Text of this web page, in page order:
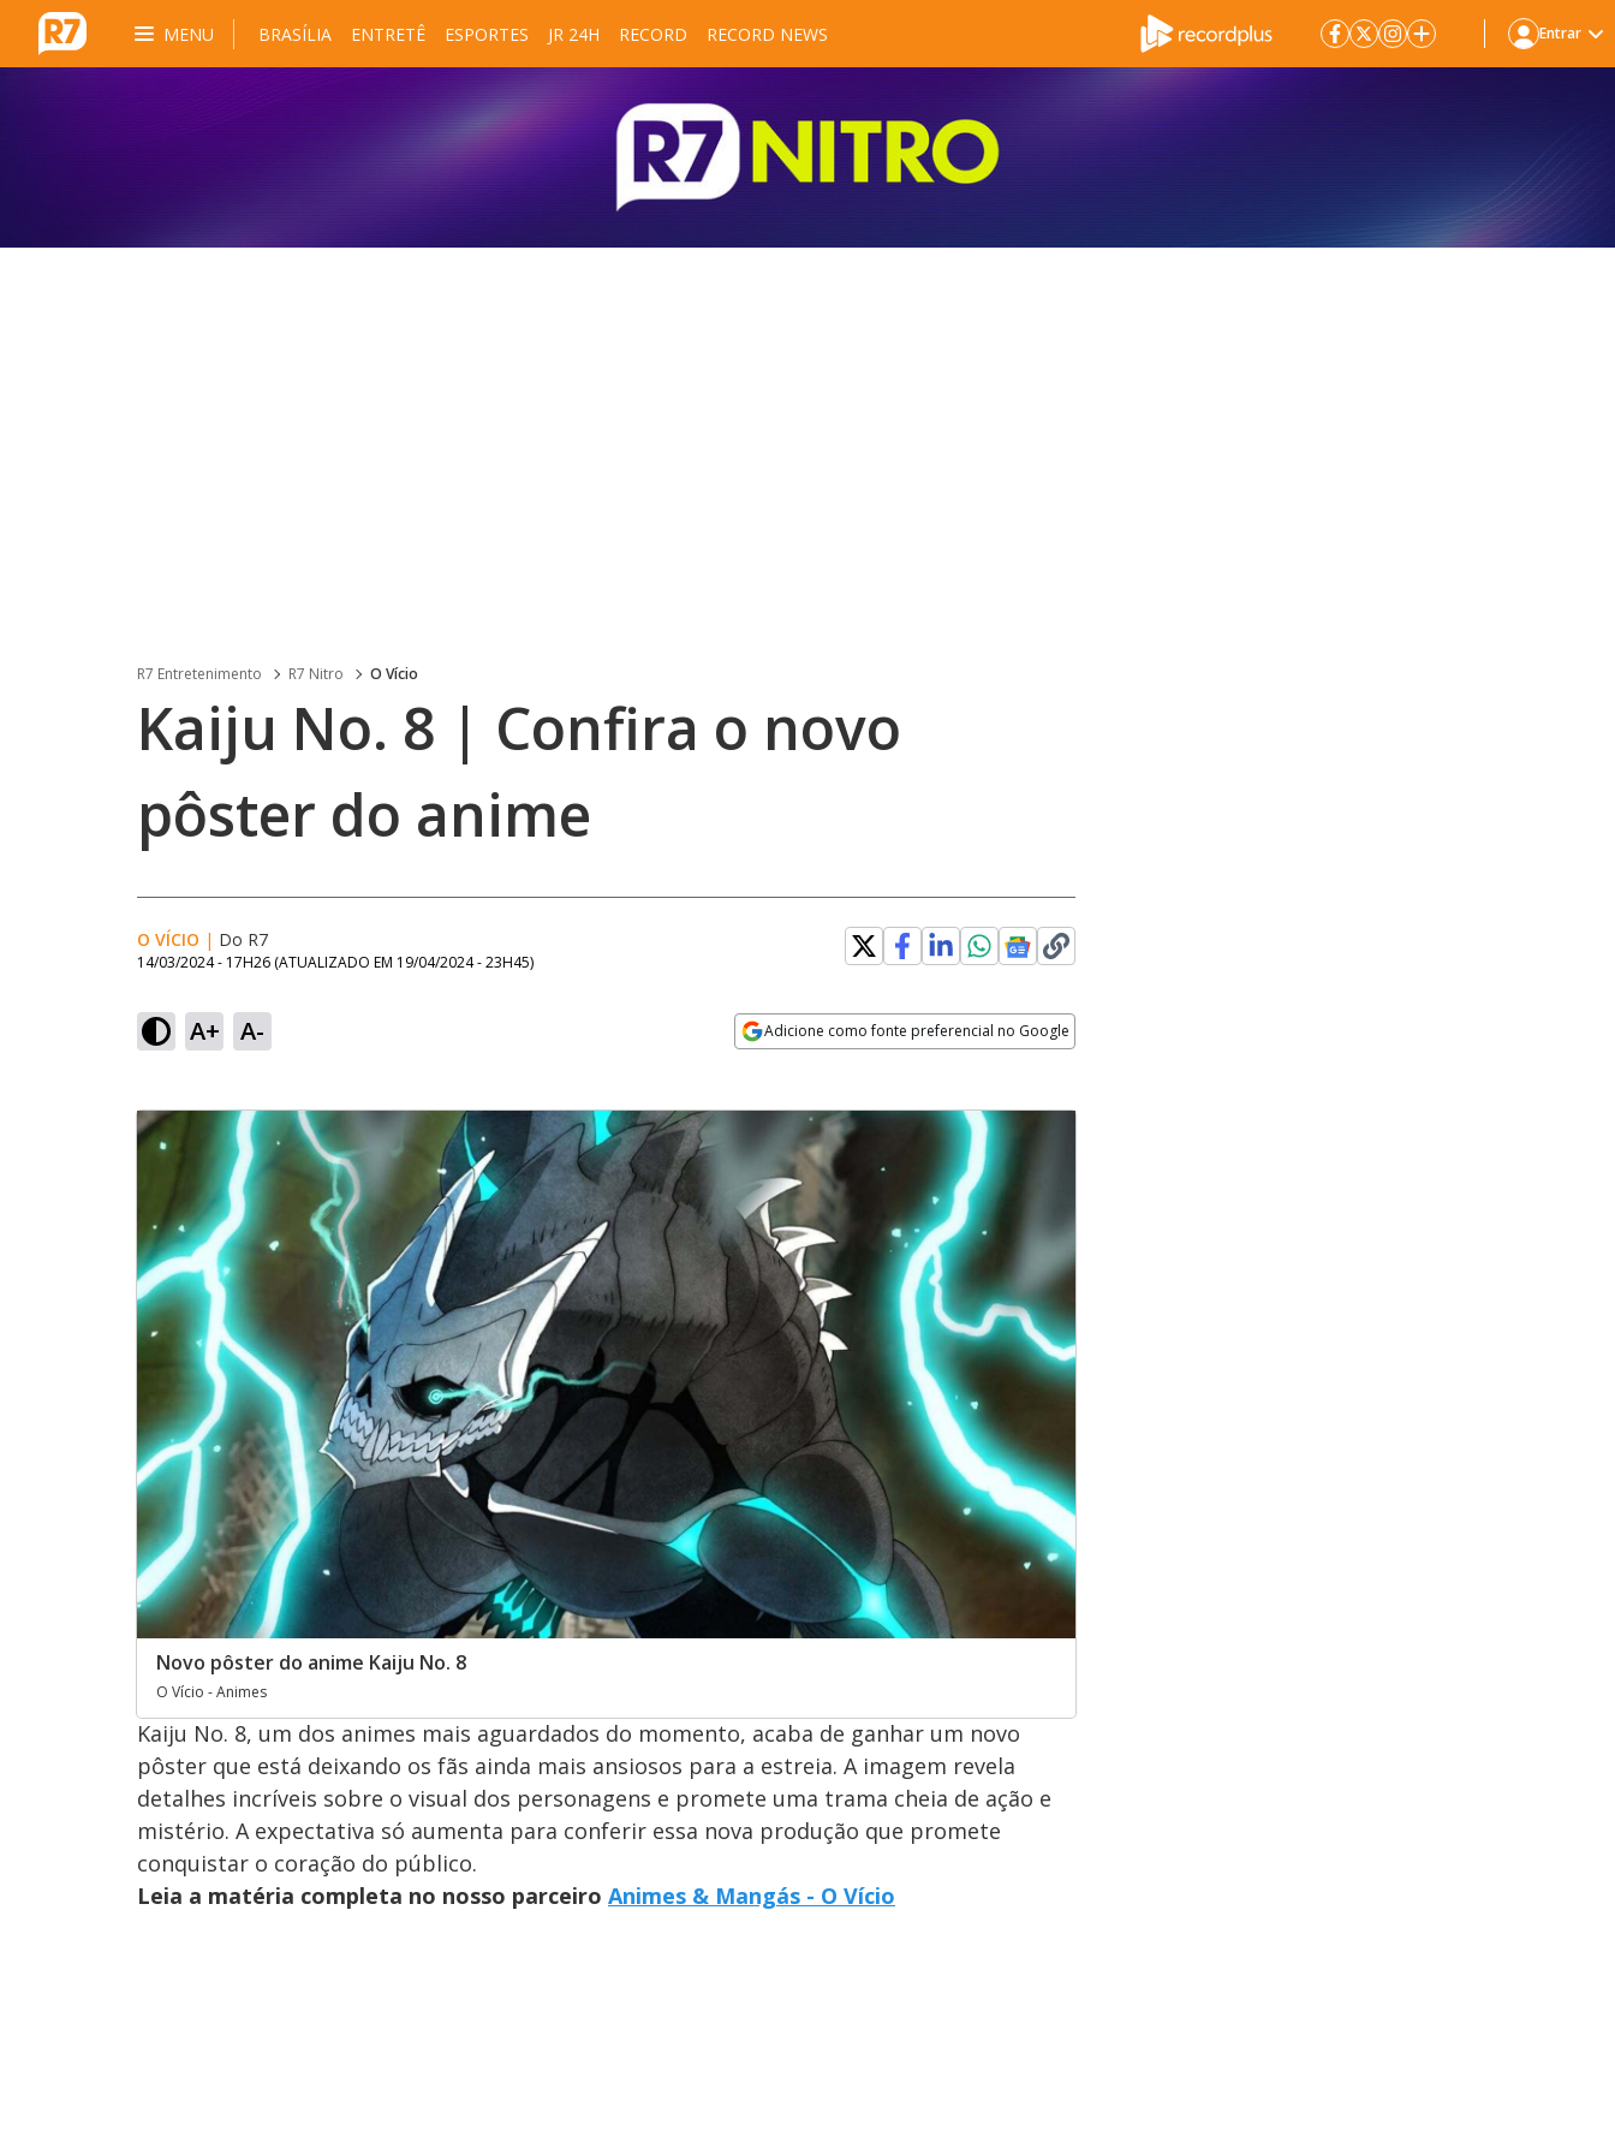
MENU BRASÍLIA ENTRETÊ ESPORTES JR 24H RECORD RECORD NEWS Entrar
R7 Entretenimento R7 Nitro O Vício
Kaiju No. 8 | Confira o novo
pôster do anime
O VÍCIO | Do R7
14/03/2024 - 17H26 (ATUALIZADO EM 19/04/2024 - 23H45)
A+ A- Adicione como fonte preferencial no Google
Novo pôster do anime Kaiju No. 8
O Vício - Animes
Kaiju No. 8, um dos animes mais aguardados do momento, acaba de ganhar um novo
pôster que está deixando os fãs ainda mais ansiosos para a estreia. A imagem revela
detalhes incríveis sobre o visual dos personagens e promete uma trama cheia de ação e
mistério. A expectativa só aumenta para conferir essa nova produção que promete
conquistar o coração do público.
Leia a matéria completa no nosso parceiro Animes & Mangás - O Vício